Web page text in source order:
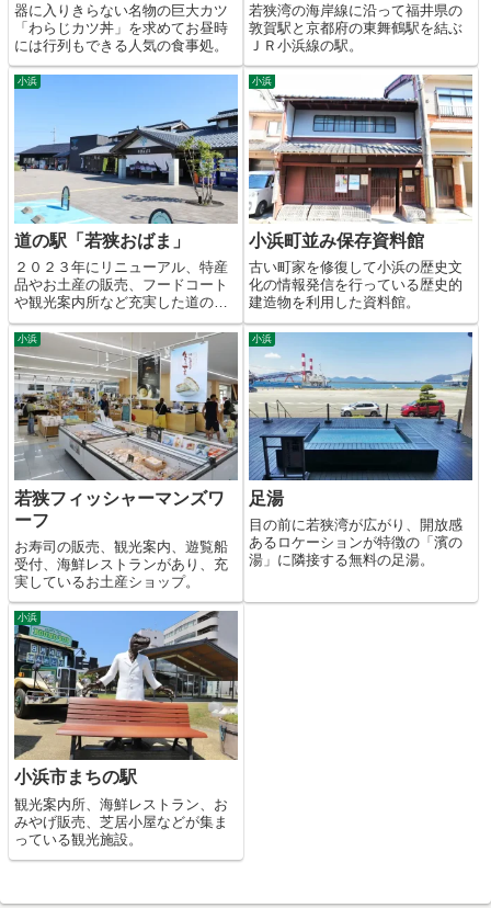
器に入りきらない名物の巨大カツ
「わらじカツ丼」を求めてお昼時
には行列もできる人気の食事処。
若狭湾の海岸線に沿って福井県の
敦賀駅と京都府の東舞鶴駅を結ぶ
ＪＲ小浜線の駅。
小浜
道の駅「若狭おばま」
２０２３年にリニューアル、特産
品やお土産の販売、フードコート
や観光案内所など充実した道の
駅。
小浜
小浜町並み保存資料館
古い町家を修復して小浜の歴史文
化の情報発信を行っている歴史的
建造物を利用した資料館。
小浜
若狭フィッシャーマンズワ
ーフ
お寿司の販売、観光案内、遊覧船
受付、海鮮レストランがあり、充
実しているお土産ショップ。
小浜
足湯
目の前に若狭湾が広がり、開放感
あるロケーションが特徴の「濱の
湯」に隣接する無料の足湯。
小浜
小浜市まちの駅
観光案内所、海鮮レストラン、お
みやげ販売、芝居小屋などが集ま
っている観光施設。